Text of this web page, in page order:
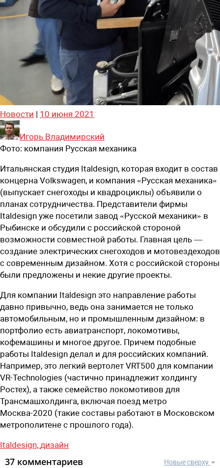
Новости | 10 июня 2021
Игорь Владимирский
Фото: компания Русская механика
Итальянская студия Italdesign, которая входит в состав
концерна Volkswagen, и компания «Русская механика»
(выпускает снегоходы и квадроциклы) объявили о
планах сотрудничества. Представители фирмы
Italdesign уже посетили завод «Русской механики» в
Рыбинске и обсудили с российской стороной
возможности совместной работы. Главная цель —
создание электрических снегоходов и мотовездеходов
с современным дизайном. Хотя с российской стороны
были предложены и некие другие проекты.
Для компании Italdesign это направление работы
давно привычно, ведь она занимается не только
автомобильным, но и промышленным дизайном: в
портфолио есть авиатранспорт, локомотивы,
кофемашины и многое другое. Причем подобные
работы Italdesign делал и для российских компаний.
Например, это легкий вертолет VRT500 для компании
VR-Technologies (частично принадлежит холдингу
Ростех), а также семейство локомотивов для
Трансмашхолдинга, включая поезд метро
Москва-2020 (такие составы работают в Московском
метрополитене с прошлого года).
Italdesign, дизайн
Новые сверху
37 комментариев